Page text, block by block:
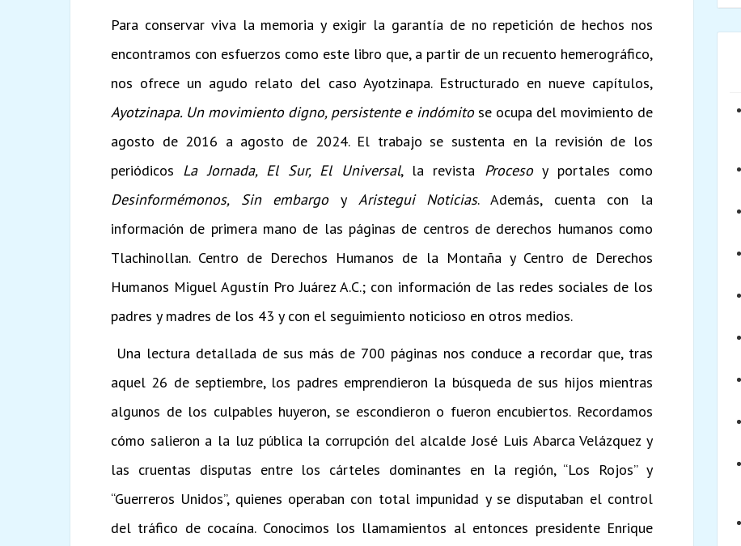
Para conservar viva la memoria y exigir la garantía de no repetición de hechos nos
encontramos con esfuerzos como este libro que, a partir de un recuento hemerográfico,
nos ofrece un agudo relato del caso Ayotzinapa. Estructurado en nueve capítulos,
Ayotzinapa. Un movimiento digno, persistente e indómitose ocupa del movimiento de
agosto de 2016 a agosto de 2024. El trabajo se sustenta en la revisión de los
periódicos La Jornada, El Sur, El Universal, la revista Procesoy portales como
Desinformémonos, Sin embargoy Aristegui Noticias. Además, cuenta con la
información de primera mano de las páginas de centros de derechos humanos como
Tlachinollan. Centro de Derechos Humanos de la Montaña y Centro de Derechos
Humanos Miguel Agustín Pro Juárez A.C.; con información de las redes sociales de los
padres y madres de los 43 y con el seguimiento noticioso en otros medios.
Una lectura detallada de sus más de 700 páginas nos conduce a recordar que, tras
aquel 26 de septiembre, los padres emprendieron la búsqueda de sus hijos mientras
algunos de los culpables huyeron, se escondieron o fueron encubiertos. Recordamos
cómo salieron a la luz pública la corrupción del alcalde José Luis Abarca Velázquez y
las cruentas disputas entre los cárteles dominantes en la región, “Los Rojos” y
“Guerreros Unidos”, quienes operaban con total impunidad y se disputaban el control
del tráfico de cocaína. Conocimos los llamamientos al entonces presidente Enrique